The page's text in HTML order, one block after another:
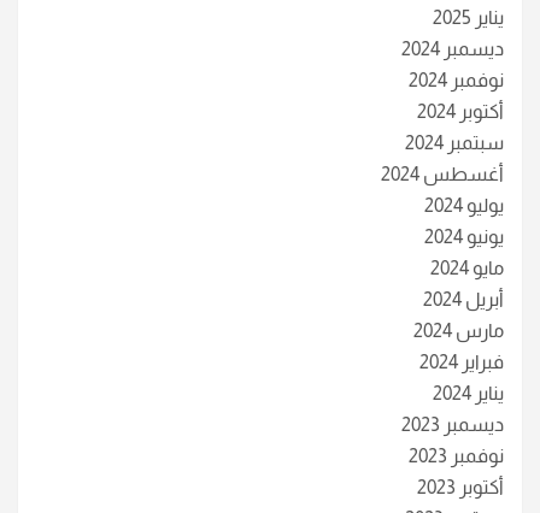
يناير 2025
ديسمبر 2024
نوفمبر 2024
أكتوبر 2024
سبتمبر 2024
أغسطس 2024
يوليو 2024
يونيو 2024
مايو 2024
أبريل 2024
مارس 2024
فبراير 2024
يناير 2024
ديسمبر 2023
نوفمبر 2023
أكتوبر 2023